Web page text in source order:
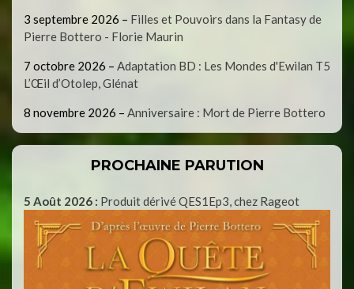
3 septembre 2026 – Filles et Pouvoirs dans la Fantasy de
Pierre Bottero - Florie Maurin
7 octobre 2026 – Adaptation BD : Les Mondes d'Ewilan T5
L’Œil d’Otolep, Glénat
8 novembre 2026 – Anniversaire : Mort de Pierre Bottero
PROCHAINE PARUTION
5 Août 2026 : Produit dérivé QES1Ep3, chez Rageot